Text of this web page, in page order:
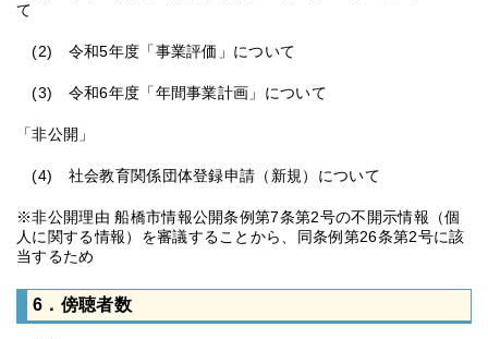
て
(2) 令和5年度「事業評価」について
(3) 令和6年度「年間事業計画」について
「非公開」
(4) 社会教育関係団体登録申請（新規）について
※非公開理由 船橋市情報公開条例第7条第2号の不開示情報（個
人に関する情報）を審議することから、同条例第26条第2号に該
当するため
6．傍聴者数